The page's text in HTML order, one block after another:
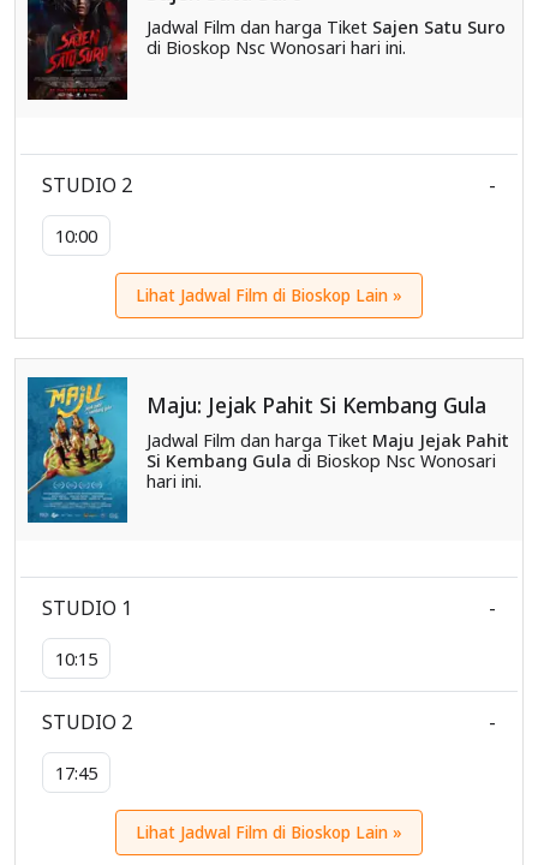
Jadwal Film dan harga Tiket Sajen Satu Suro
di Bioskop Nsc Wonosari hari ini.
STUDIO 2
10:00
-
Lihat Jadwal Film di Bioskop Lain »
Maju: Jejak Pahit Si Kembang Gula
Jadwal Film dan harga Tiket Maju Jejak Pahit
Si Kembang Gula di Bioskop Nsc Wonosari
hari ini.
STUDIO 1
10:15
-
STUDIO 2
17:45
-
Lihat Jadwal Film di Bioskop Lain »